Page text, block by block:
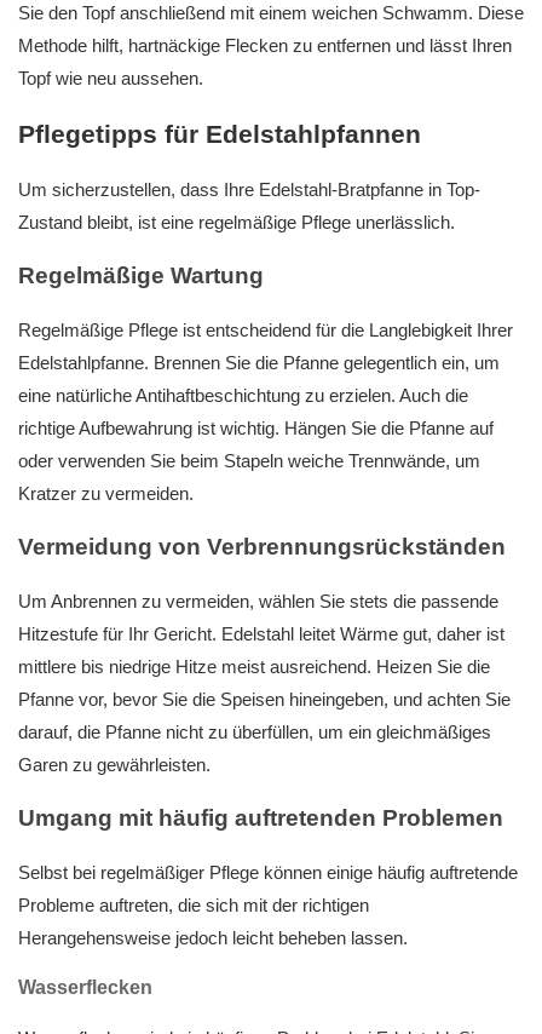
Sie den Topf anschließend mit einem weichen Schwamm. Diese
Methode hilft, hartnäckige Flecken zu entfernen und lässt Ihren
Topf wie neu aussehen.
Pflegetipps für Edelstahlpfannen
Um sicherzustellen, dass Ihre Edelstahl-Bratpfanne in Top-
Zustand bleibt, ist eine regelmäßige Pflege unerlässlich.
Regelmäßige Wartung
Regelmäßige Pflege ist entscheidend für die Langlebigkeit Ihrer
Edelstahlpfanne. Brennen Sie die Pfanne gelegentlich ein, um
eine natürliche Antihaftbeschichtung zu erzielen. Auch die
richtige Aufbewahrung ist wichtig. Hängen Sie die Pfanne auf
oder verwenden Sie beim Stapeln weiche Trennwände, um
Kratzer zu vermeiden.
Vermeidung von Verbrennungsrückständen
Um Anbrennen zu vermeiden, wählen Sie stets die passende
Hitzestufe für Ihr Gericht. Edelstahl leitet Wärme gut, daher ist
mittlere bis niedrige Hitze meist ausreichend. Heizen Sie die
Pfanne vor, bevor Sie die Speisen hineingeben, und achten Sie
darauf, die Pfanne nicht zu überfüllen, um ein gleichmäßiges
Garen zu gewährleisten.
Umgang mit häufig auftretenden Problemen
Selbst bei regelmäßiger Pflege können einige häufig auftretende
Probleme auftreten, die sich mit der richtigen
Herangehensweise jedoch leicht beheben lassen.
Wasserflecken